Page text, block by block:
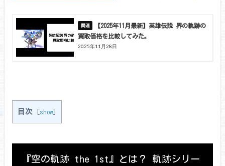
【2025年11月最新】英雄伝説 界の軌跡の
買取価格を比較してみた。
2025年11月28日
目次 show]
『空の軌跡 the 1st』とは？ 軌跡シリー